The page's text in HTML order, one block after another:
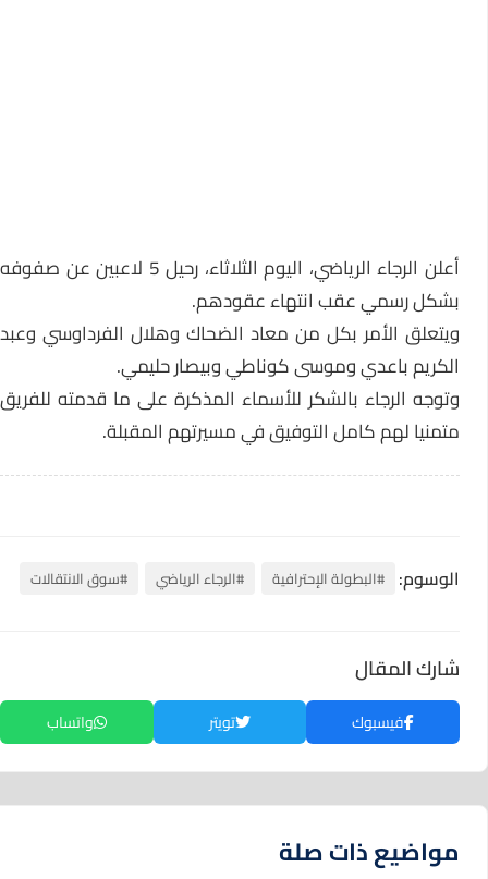
أعلنالرجاء الرياضي
، اليوم الثلاثاء، رحيل 5 لاعبين عن صفوفه
بشكل رسمي عقب انتهاء عقودهم.
ويتعلق الأمر بكل من معاد الضحاك وهلال الفرداوسي وعبد
الكريم باعدي وموسى كوناطي وبيصار حليمي.
وتوجه الرجاء بالشكر للأسماء المذكرة على ما قدمته للفريق
متمنيا لهم كامل التوفيق في مسيرتهم المقبلة.
الوسوم: #البطولة الإحترافية #الرجاء الرياضي #سوق الانتقالات
شارك المقال
فيسبوك تويتر واتساب
مواضيع ذات صلة